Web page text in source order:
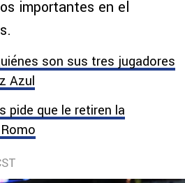
importantes en el
son sus tres jugadores
Azul
pide que le retiren la